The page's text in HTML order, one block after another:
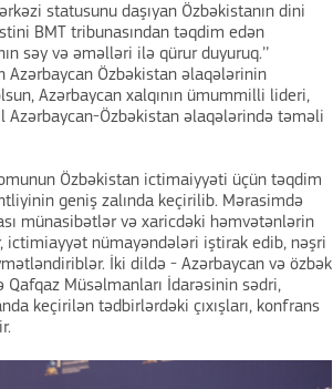
statusunu daşıyan Özbəkistanın dini
BMT tribunasından təqdim edən
səy və əməlləri ilə qürur duyuruq.’’
Özbəkistan əlaqələrinin
Azərbaycan xalqının ümummilli lideri,
Azərbaycan-Özbəkistan əlaqələrində təməli
Özbəkistan ictimaiyyəti üçün təqdim
geniş zalında keçirilib. Mərasimdə
münasibətlər və xaricdəki həmvətənlərin
ictimiayyət nümayəndələri iştirak edib, nəşri
İki dildə - Azərbaycan və özbək
Müsəlmanları İdarəsinin sədri,
keçirilən tədbirlərdəki çıxışları, konfrans